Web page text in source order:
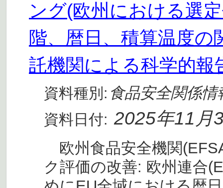
ング(欧州における選
階、暦日、積算温度
託機関による科学的報
資料種別: 食品安全関係情
資料日付: 2025年11月
欧州食品安全機関
ク評価の改善: 欧州連合